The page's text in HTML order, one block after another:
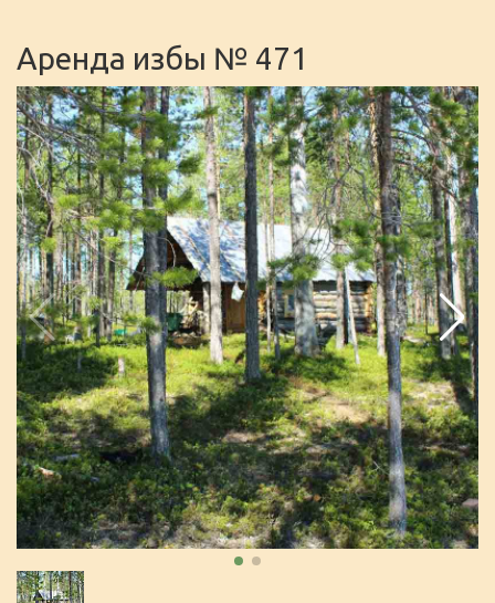
Аренда избы № 471